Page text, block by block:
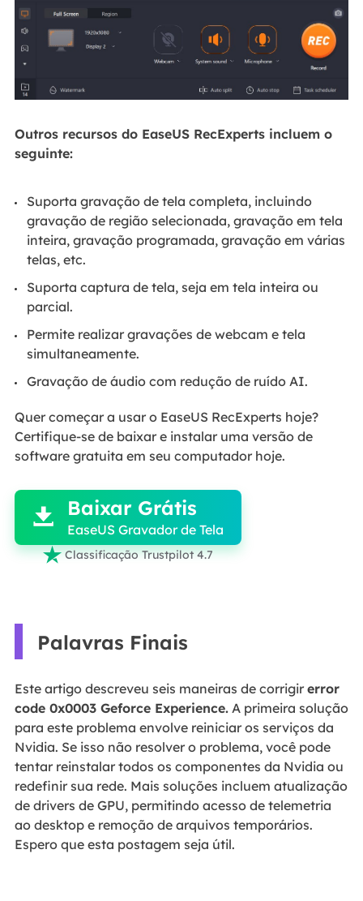
Outros recursos do EaseUS RecExperts incluem o
seguinte:
Suporta gravação de tela completa, incluindo
gravação de região selecionada, gravação em tela
inteira, gravação programada, gravação em várias
telas, etc.
Suporta captura de tela, seja em tela inteira ou
parcial.
Permite realizar gravações de webcam e tela
simultaneamente.
Gravação de áudio com redução de ruído AI.
Quer começar a usar o EaseUS RecExperts hoje?
Certifique-se de baixar e instalar uma versão de
software gratuita em seu computador hoje.

 Baixar Grátis
EaseUS Gravador de Tela
 Classificação Trustpilot 4.7
Palavras Finais
Este artigo descreveu seis maneiras de corrigir error
code 0x0003 Geforce Experience.A primeira solução
para este problema envolve reiniciar os serviços da
Nvidia. Se isso não resolver o problema, você pode
tentar reinstalar todos os componentes da Nvidia ou
redefinir sua rede. Mais soluções incluem atualização
de drivers de GPU, permitindo acesso de telemetria
ao desktop e remoção de arquivos temporários.
Espero que esta postagem seja útil.